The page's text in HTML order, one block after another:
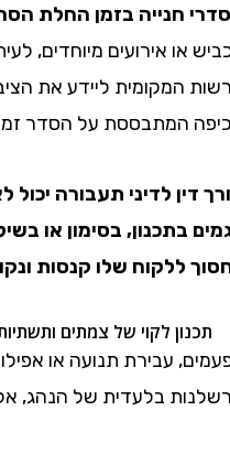
בזמן החלת הסרי
אירועים מיוחדים,
ליידע את הציבור
על הסדר זמני
לדיני תעבורה יכול
בסימון או בשילוט
שלו קנסות ונקודות.
עבירת תנועה או אפילו
בלעדית של הנהג, אלא